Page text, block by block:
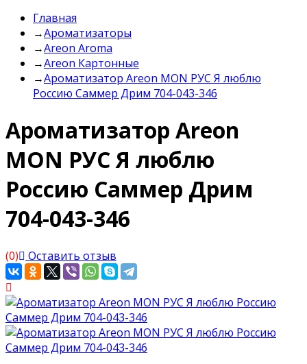
Главная
→Ароматизаторы
→Areon Aroma
→Areon Картонные
→Ароматизатор Areon MON РУС Я люблю
Россию Саммер Дрим 704-043-346
Ароматизатор Areon
MON РУС Я люблю
Россию Саммер Дрим
704-043-346
(0) Оставить отзыв